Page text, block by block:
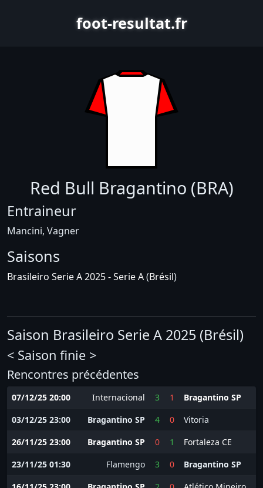
foot-resultat.fr
Red Bull Bragantino (BRA)
Entraineur
Mancini, Vagner
Saisons
Brasileiro Serie A 2025 - Serie A(Brésil)
Saison Brasileiro Serie A 2025 (Brésil)
< Saison finie >
Rencontres précédentes
07/12/25 20:00 Internacional 3 1
Bragantino SP
03/12/25 23:00
Bragantino SP 4 0
Vitoria
26/11/25 23:00
Bragantino SP 0 1
Fortaleza CE
23/11/25 01:30
Flamengo 3 0
Bragantino SP